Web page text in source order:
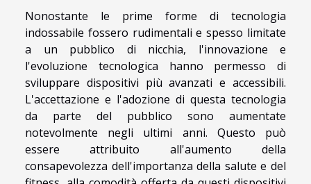
Nonostante le prime forme di tecnologia
indossabile fossero rudimentali e spesso limitate
a un pubblico di nicchia, l'innovazione e
l'evoluzione tecnologica hanno permesso di
sviluppare dispositivi più avanzati e accessibili.
L'accettazione e l'adozione di questa tecnologia
da parte del pubblico sono aumentate
notevolmente negli ultimi anni. Questo può
essere attribuito all'aumento della
consapevolezza dell'importanza della salute e del